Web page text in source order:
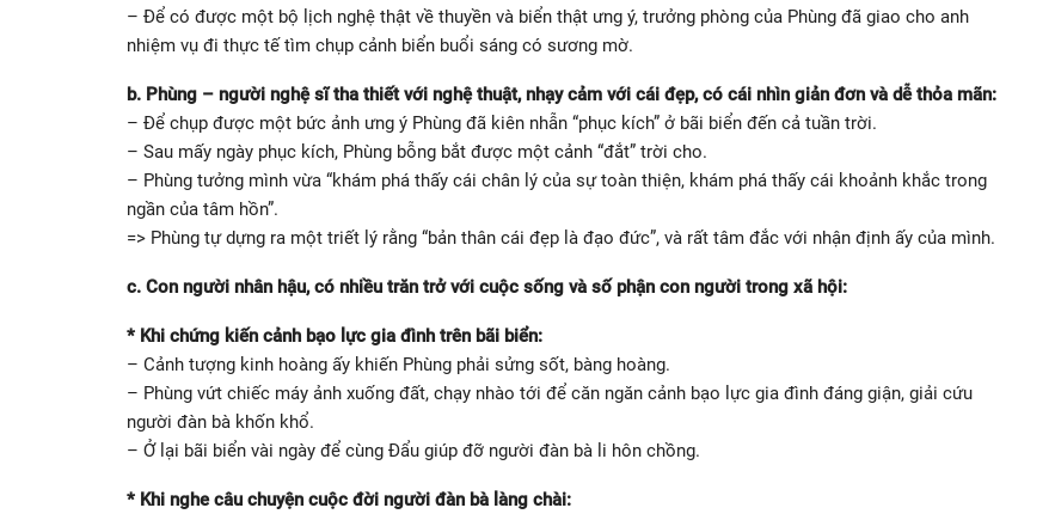
– Để có được một bộ lịch nghệ thật về thuyền và biển thật ưng ý, trưởng phòng của Phùng đã giao cho anh
nhiệm vụ đi thực tế tìm chụp cảnh biển buổi sáng có sương mờ.
b. Phùng – người nghệ sĩ tha thiết với nghệ thuật, nhạy cảm với cái đẹp, có cái nhìn giản đơn và dễ thỏa mãn:
– Để chụp được một bức ảnh ưng ý Phùng đã kiên nhẫn “phục kích” ở bãi biển đến cả tuần trời.
– Sau mấy ngày phục kích, Phùng bỗng bắt được một cảnh “đắt” trời cho.
– Phùng tưởng mình vừa “khám phá thấy cái chân lý của sự toàn thiện, khám phá thấy cái khoảnh khắc trong
ngần của tâm hồn”.
=> Phùng tự dựng ra một triết lý rằng “bản thân cái đẹp là đạo đức”, và rất tâm đắc với nhận định ấy của mình.
c. Con người nhân hậu, có nhiều trăn trở với cuộc sống và số phận con người trong xã hội:
* Khi chứng kiến cảnh bạo lực gia đình trên bãi biển:
– Cảnh tượng kinh hoàng ấy khiến Phùng phải sửng sốt, bàng hoàng.
– Phùng vứt chiếc máy ảnh xuống đất, chạy nhào tới để căn ngăn cảnh bạo lực gia đình đáng giận, giải cứu
người đàn bà khốn khổ.
– Ở lại bãi biển vài ngày để cùng Đẩu giúp đỡ người đàn bà li hôn chồng.
* Khi nghe câu chuyện cuộc đời người đàn bà làng chài: